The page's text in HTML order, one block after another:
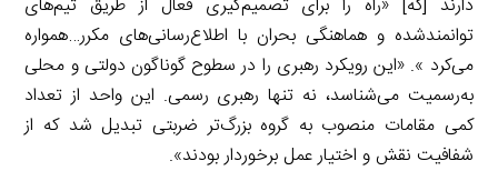
توانمند‌شده و هماهنگی بحران با اطلاع‌رسانی‌های مکرر…همواره
می‌کرد ». «این رویکرد رهبری را در سطوح گوناگون دولتی و محلی
به‌رسمیت می‌شناسد، نه تنها رهبری رسمی. این واحد از تعداد
کمی مقامات منصوب به گروه بزرگ‌تر ضربتی تبدیل شد که از
شفافیت نقش و اختیار عمل برخوردار بودند».